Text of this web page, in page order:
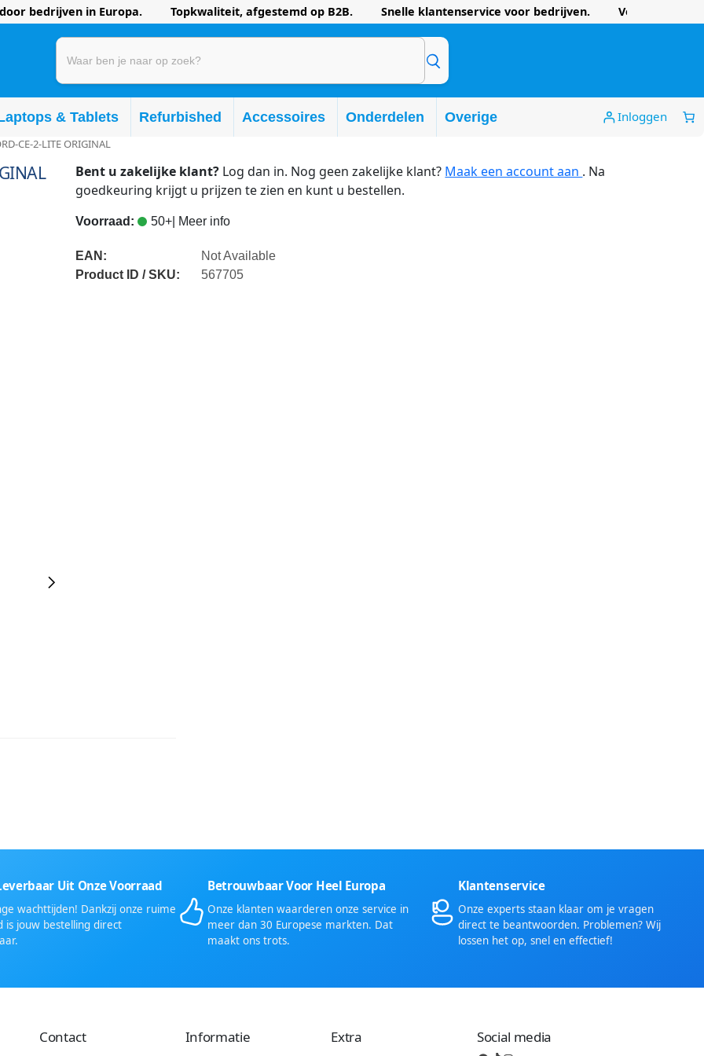
bedrijven in Europa. Topkwaliteit, afgestemd op B2B. Snelle klantenservice voor bedrijven. Voordelige
& Tablets Refurbished Accessoires Onderdelen Overige Inloggen
CE-2-LITE ORIGINAL
Bent u zakelijke klant? Log dan in. Nog geen zakelijke klant? Maak een account aan . Na
goedkeuring krijgt u prijzen te zien en kunt u bestellen.
Voorraad: 50+ | Meer info
EAN:
Not Available
Product ID / SKU:
567705
Uit Onze Voorraad
wachttijden! Dankzij onze ruime
is jouw bestelling direct
Betrouwbaar Voor Heel Europa
Onze klanten waarderen onze service in
meer dan 30 Europese markten. Dat
maakt ons trots.
Klantenservice
Onze experts staan klaar om je vragen
direct te beantwoorden. Problemen? Wij
lossen het op, snel en effectief!
Contact Informatie Extra Social media